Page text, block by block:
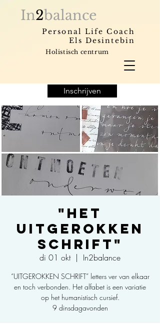
In2balance
Holistisch centrum
Personal Life Coach
Els Desintebin
Inschrijven
"Het
UITGEROKKEN
SCHRIFT"
di 01 okt
  |
In2balance
“UITGEROKKEN SCHRIFT” letters ver van elkaar
en toch verbonden. Het alfabet is een variatie
op het humanistisch cursief.
9 dinsdagavonden